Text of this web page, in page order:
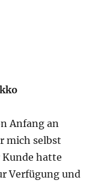
Anfang an
mich selbst
hatte
Verfügung und